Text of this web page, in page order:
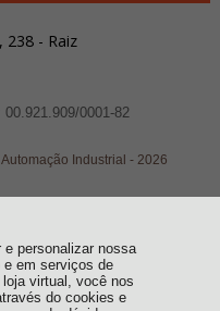
personalizar nossa
e em serviços de
virtual, você nos
do cookies e
238 - Raiz
0001-82
Industrial -2026